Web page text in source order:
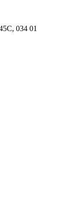
034 01